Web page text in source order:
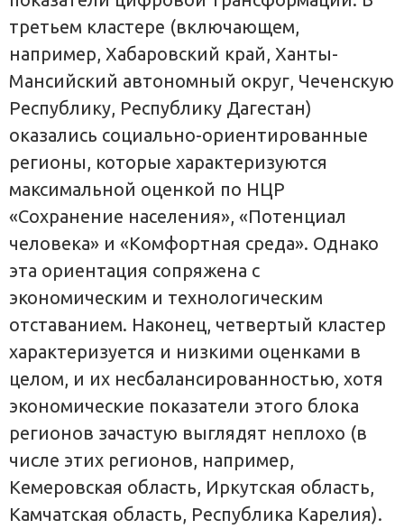
третьем кластере (включающем,
например, Хабаровский край, Ханты-
Мансийский автономный округ, Чеченскую
Республику, Республику Дагестан)
оказались социально-ориентированные
регионы, которые характеризуются
максимальной оценкой по НЦР
«Сохранение населения», «Потенциал
человека» и «Комфортная среда». Однако
эта ориентация сопряжена с
экономическим и технологическим
отставанием. Наконец, четвертый кластер
характеризуется и низкими оценками в
целом, и их несбалансированностью, хотя
экономические показатели этого блока
регионов зачастую выглядят неплохо (в
числе этих регионов, например,
Кемеровская область, Иркутская область,
Камчатская область, Республика Карелия).